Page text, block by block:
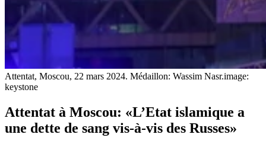
Attentat, Moscou, 22 mars 2024. Médaillon: Wassim Nasr.image:
keystone
Attentat à Moscou: «L’Etat islamique a
une dette de sang vis-à-vis des Russes»